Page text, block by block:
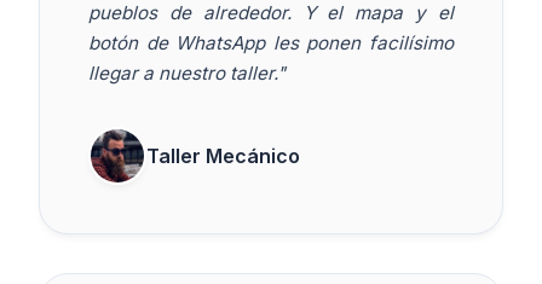
pueblos de alrededor. Y el mapa y el
botón de WhatsApp les ponen facilísimo
llegar a nuestro taller."
Taller Mecánico